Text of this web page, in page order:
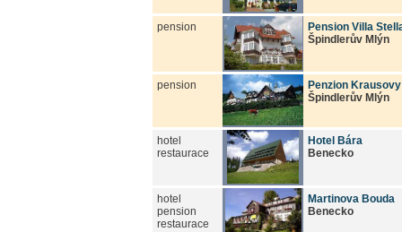
pension
Pension Villa
Špindlerův Mlýn
pension
Penzion
Špindlerův Mlýn
hotel
restaurace
Hotel Bára
Benecko
hotel
pension
restaurace
Martinova Bouda
Benecko